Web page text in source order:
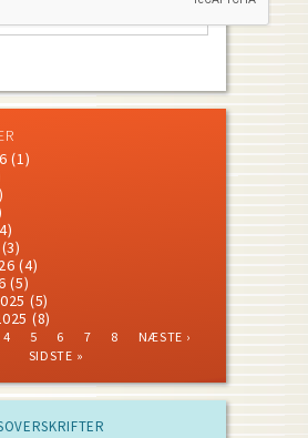
(1)
(3)
(4)
(5)
(5)
(8)
PAGE
4 PAGE
5 PAGE
6 PAGE
7 PAGE
8
NEXT
NÆSTE ›
SIDSTE »